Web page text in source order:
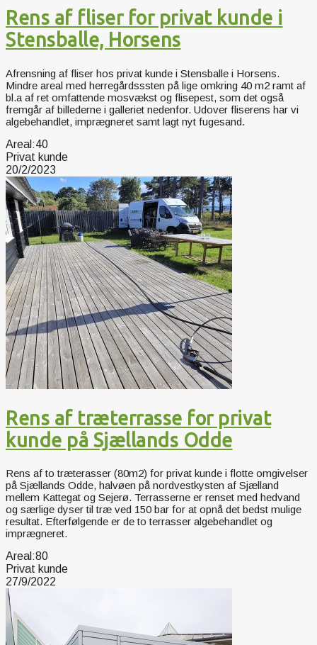
Rens af fliser for privat kunde i
Stensballe, Horsens
Afrensning af fliser hos privat kunde i Stensballe i Horsens.
Mindre areal med herregårdsssten på lige omkring 40 m2 ramt af
bl.a af ret omfattende mosvækst og flisepest, som det også
fremgår af billederne i galleriet nedenfor. Udover fliserens har vi
algebehandlet, imprægneret samt lagt nyt fugesand.
Areal:40
Privat kunde
20/2/2023
Rens af træterrasse for privat
kunde på Sjællands Odde
Rens af to træterasser (80m2) for privat kunde i flotte omgivelser
på Sjællands Odde, halvøen på nordvestkysten af Sjælland
mellem Kattegat og Sejerø. Terrasserne er renset med hedvand
og særlige dyser til træ ved 150 bar for at opnå det bedst mulige
resultat. Efterfølgende er de to terrasser algebehandlet og
imprægneret.
Areal:80
Privat kunde
27/9/2022